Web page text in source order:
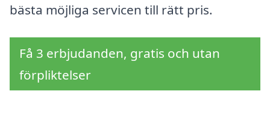
bästa möjliga servicen till rätt pris.
Få 3 erbjudanden, gratis och utan
förpliktelser